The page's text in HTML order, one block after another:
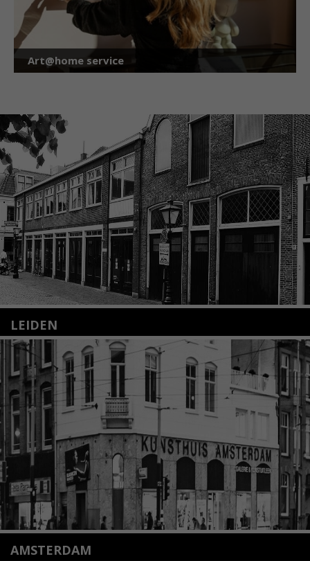
Art@home service
LEIDEN
Nieuwstraat 35
2312 KA Leiden
+31(0)71 – 52 84 480
info@kunsthuisleiden.nl
Lees meer
AMSTERDAM